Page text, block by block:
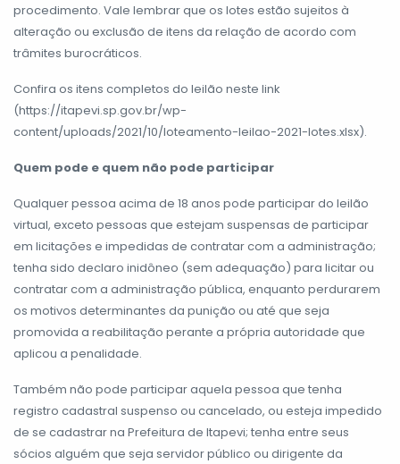
procedimento. Vale lembrar que os lotes estão sujeitos à
alteração ou exclusão de itens da relação de acordo com
trâmites burocráticos.
Confira os itens completos do leilão neste link
(https://itapevi.sp.gov.br/wp-
content/uploads/2021/10/loteamento-leilao-2021-lotes.xlsx).
Quem pode e quem não pode participar
Qualquer pessoa acima de 18 anos pode participar do leilão
virtual, exceto pessoas que estejam suspensas de participar
em licitações e impedidas de contratar com a administração;
tenha sido declaro inidôneo (sem adequação) para licitar ou
contratar com a administração pública, enquanto perdurarem
os motivos determinantes da punição ou até que seja
promovida a reabilitação perante a própria autoridade que
aplicou a penalidade.
Também não pode participar aquela pessoa que tenha
registro cadastral suspenso ou cancelado, ou esteja impedido
de se cadastrar na Prefeitura de Itapevi; tenha entre seus
sócios alguém que seja servidor público ou dirigente da